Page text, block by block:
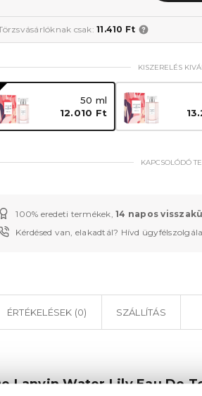
csak:11.410 Ft
KISZERELÉS
50 ml
12.010 Ft
KAPCSOLÓDÓ
100% eredeti termékek,14 napos
Kérdésed van, elakadtál? Hívd
ÉRTÉKELÉSEK (0) SZÁLLÍTÁS
Lanvin Water Lily Eau De